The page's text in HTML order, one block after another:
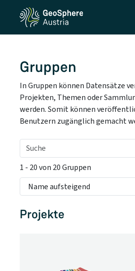
Gruppen
In Gruppen können Datensätze
Projekten, Themen oder
werden. Somit können
Benutzern zugänglich gemacht
1 - 20 von 20 Gruppen
Projekte